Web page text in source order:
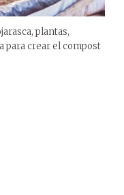
plantas,
para crear el compost